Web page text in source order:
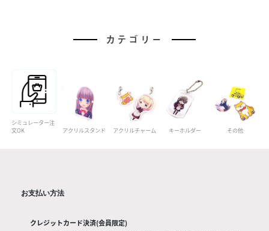
カテゴリー
シミュレーター注
文OK
アクリルスタンド アクリルチャーム キーホルダー その他
お支払い方法
クレジットカード決済(会員限定)